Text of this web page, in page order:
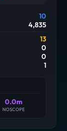
10
4,835
13
0
0
1
0.0m
NOSCOPE